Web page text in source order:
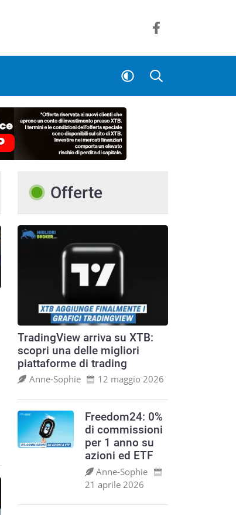
Offerte
TradingView arriva su XTB:
scopri una delle migliori
piattaforme di trading
Anne‑Sophie 12 maggio 2026
Freedom24: 0%
di commissioni
per 1 anno su
azioni ed ETF
Anne‑Sophie
21 aprile 2026